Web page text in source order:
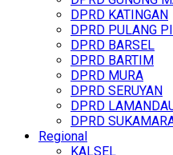
DPRD KATINGAN
DPRD PULANG
DPRD BARSEL
DPRD BARTIM
DPRD MURA
DPRD SERUYAN
DPRD
DPRD
Regional
KALSEL